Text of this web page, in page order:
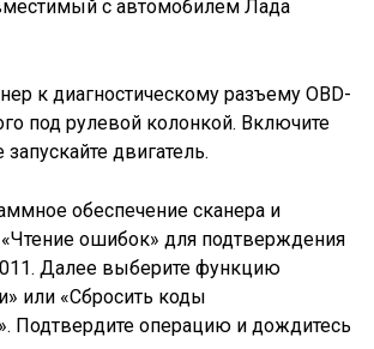
с автомобилем Лада
к диагностическому разъему OBD-
под рулевой колонкой. Включите
двигатель.
обеспечение сканера и
ошибок» для подтверждения
Далее выберите функцию
или «Сбросить коды
Подтвердите операцию и дождитесь